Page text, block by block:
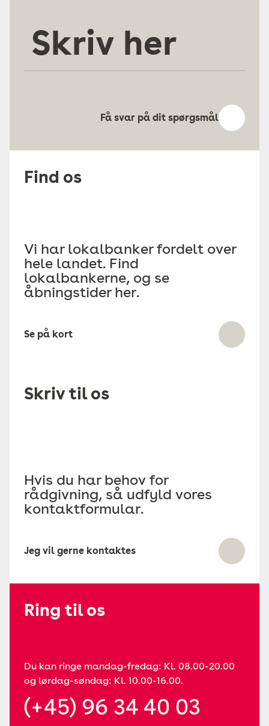
her
Få svar på dit spørgsmål
Find os
Vi har lokalbanker fordelt over
hele landet. Find
lokalbankerne, og se
åbningstider her.
Se på kort
Skriv til os
Hvis du har behov for
rådgivning, så udfyld vores
kontaktformular.
Jeg vil gerne kontaktes
Ring til os
Du kan ringe mandag-fredag: Kl. 08.00-20.00
og lørdag-søndag: Kl. 10.00-16.00.
(+45) 96 34 40 03